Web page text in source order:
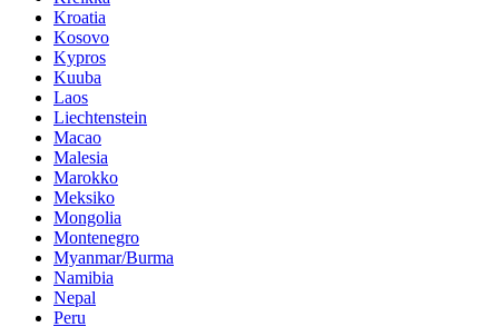
Kroatia
Kosovo
Kypros
Kuuba
Laos
Liechtenstein
Macao
Malesia
Marokko
Meksiko
Mongolia
Montenegro
Myanmar/Burma
Namibia
Nepal
Peru